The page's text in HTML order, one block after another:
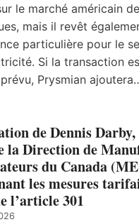
le marché américain
mais il revêt
particulière pour le
Si la transaction
Prysmian
de Dennis
la Direction de
du Canada
les mesures
l’article 301